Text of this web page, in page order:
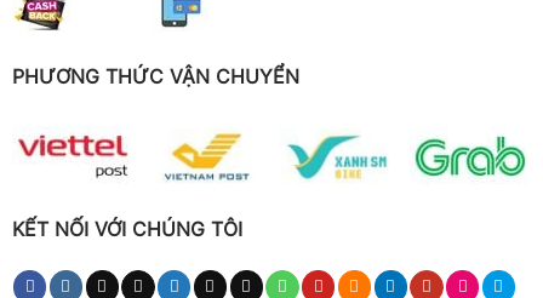
PHƯƠNG THỨC VẬN CHUYỂN
KẾT NỐI VỚI CHÚNG TÔI